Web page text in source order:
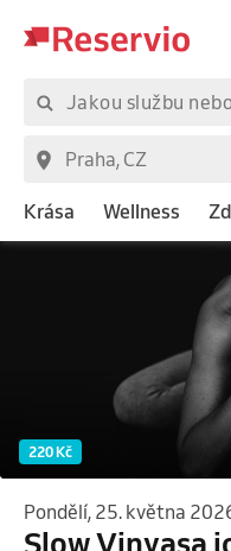
Krása Wellness
220 Kč
pondělí, 25. května
Slow Vinyasa